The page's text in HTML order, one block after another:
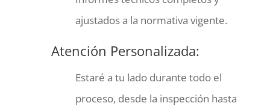
ajustados a la normativa vigente.
Atención Personalizada:
Estaré a tu lado durante todo el
proceso, desde la inspección hasta